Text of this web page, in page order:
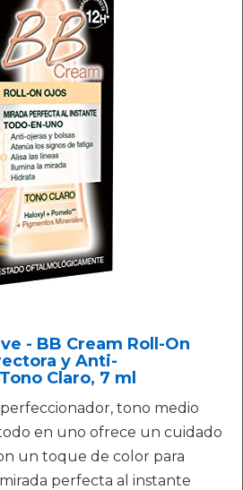
- BB Cream Roll-On
y Anti-
Claro, 7 ml
tono medio
en uno ofrece un cuidado
un toque de color para
perfecta al instante